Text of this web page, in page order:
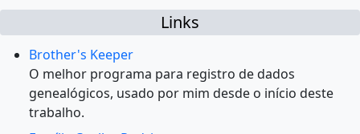
Links
Brother's Keeper
O melhor programa para registro de dados
genealógicos, usado por mim desde o início deste
trabalho.